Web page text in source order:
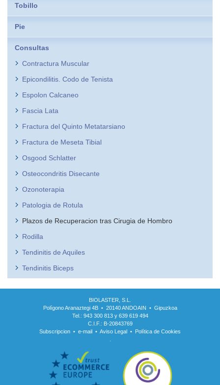
Tobillo
Pie
Consultas
Contractura Muscular
Epicondilitis. Codo de Tenista
Espolon Calcaneo
Fascia Lata
Fractura del Quinto Metatarsiano
Fractura de Meseta Tibial
Osgood Schlatter
Osteocondritis Disecante
Ozonoterapia
Patologia de Rotula
Plazos de Recuperacion tras Cirugia de Hombro
Rodilla
Tendinitis de Aquiles
Tendinitis Biceps
BIOLASTER, S.L.
Polígono Aranaztegi 4B • 20140 ANDOAIN • Gipuzkoa
Tel.: 943 300 813 y 639 619 494
C.I.F.: B-20843769
Subscripcion • e-mail • Aviso Legal •
Política de Cookies
.